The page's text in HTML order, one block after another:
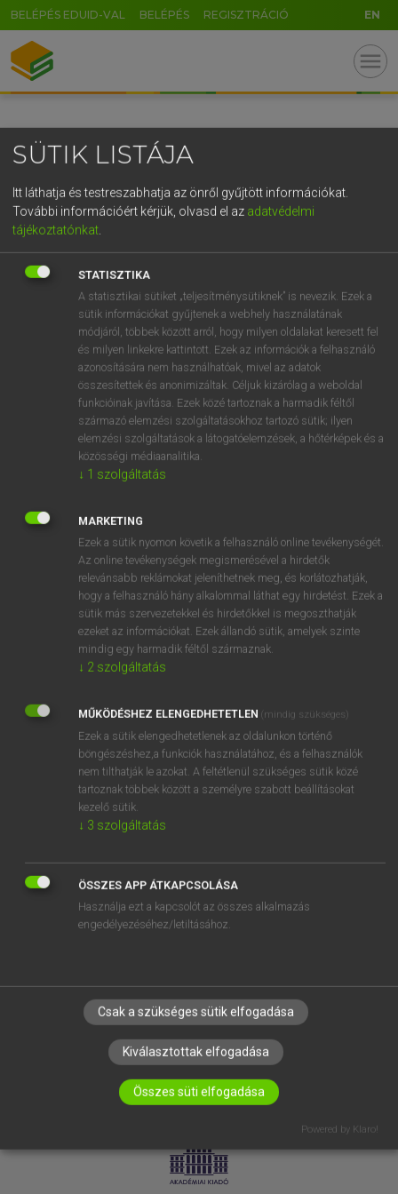
BELÉPÉS EDUID-VAL BELÉPÉS REGISZTRÁCIÓ EN
menu
OOOOPS!
SZOTAR.NET APPLIKÁCIÓ
MICROSOFT OFFICE BŐVÍTMÉNY
BEÉPÜLŐ SZÓTÁRMODUL
ONLINE NYELVVIZSGA
EGYÉNI FELHASZNÁLÓKNAK
TANULÓKNAK
OKTATÁSI INTÉZMÉNYEKNEK
VÁLLALATI MEGOLDÁSOK
RÓLUNK
ELÉRHETŐSÉG
SÜTI BEÁLLÍTÁSOK
LICENCSZERZŐDÉS ADATVÉDELEM
SÜTIK LISTÁJA
Itt láthatja és testreszabhatja az önről gyűjtött információkat.
További információért kérjük, olvasd el az adatvédelmi
tájékoztatónkat
STATISZTIKA
A statisztikai sütiket „teljesítménysütiknek” is nevezik. Ezek a
sütik információkat gyűjtenek a webhely használatának
módjáról, többek között arról, hogy milyen oldalakat keresett fel
és milyen linkekre kattintott. Ezek az információk a felhasználó
azonosítására nem használhatóak, mivel az adatok
összesítettek és anonimizáltak. Céljuk kizárólag a weboldal
funkcióinak javítása. Ezek közé tartoznak a harmadik féltől
származó elemzési szolgáltatásokhoz tartozó sütik; ilyen
elemzési szolgáltatások a látogatóelemzések, a hőtérképek és a
közösségi médiaanalitika.
↓ 1 szolgáltatás
MARKETING
Ezek a sütik nyomon követik a felhasználó online tevékenységét.
Az online tevékenységek megismerésével a hirdetők
relevánsabb reklámokat jeleníthetnek meg, és korlátozhatják,
hogy a felhasználó hány alkalommal láthat egy hirdetést. Ezek a
sütik más szervezetekkel és hirdetőkkel is megoszthatják
ezeket az információkat. Ezek állandó sütik, amelyek szinte
mindig egy harmadik féltől származnak.
↓ 2 szolgáltatás
MŰKÖDÉSHEZ ELENGEDHETETLEN (mindig szükséges)
Ezek a sütik elengedhetetlenek az oldalunkon történő
böngészéshez,a funkciók használatához, és a felhasználók
nem tilthatják le azokat. A feltétlenül szükséges sütik közé
tartoznak többek között a személyre szabott beállításokat
kezelő sütik.
↓ 3 szolgáltatás
ÖSSZES APP ÁTKAPCSOLÁSA
Használja ezt a kapcsolót az összes alkalmazás
engedélyezéséhez/letiltásához.
Csak a szükséges sütik elfogadása
Kiválasztottak elfogadása
Összes süti elfogadása
Powered by Klaro!
GR
5
g h k l
v b n m , . - AltGr